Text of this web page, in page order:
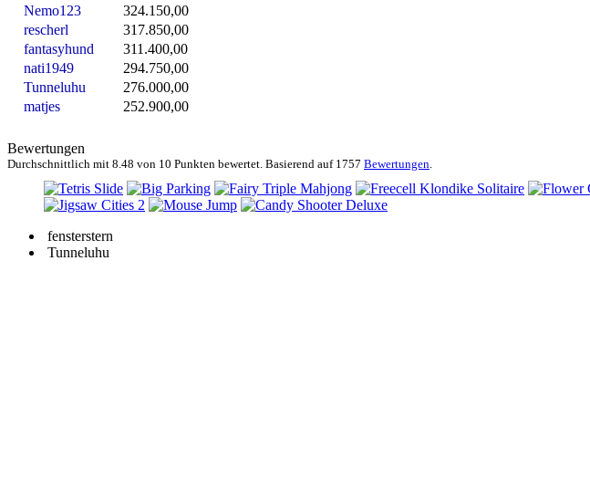
Nemo123
324.150,00
rescherl
317.850,00
fantasyhund
311.400,00
nati1949
294.750,00
Tunneluhu
276.000,00
matjes
252.900,00
Bewertungen
Durchschnittlich mit 8.48 von 10 Punkten bewertet. Basierend auf 1757 Bewertungen
fensterstern
Tunneluhu